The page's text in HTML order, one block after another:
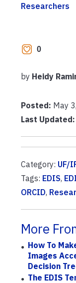
Researchers
0
by Heidy
Posted: May
Last Updated:
Category: UF/
Tags: EDIS,
ORCID,
More
How To
Images
Decision
The EDIS